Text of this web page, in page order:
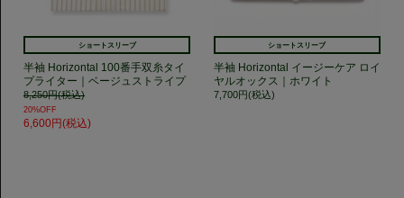
ショートスリーブ
半袖 Horizontal 100番手双糸タイ
プライター｜ベージュストライプ
8,250円(税込)
20%OFF
6,600円(税込)
ショートスリーブ
半袖 Horizontal イージーケア ロイ
ヤルオックス｜ホワイト
7,700円(税込)